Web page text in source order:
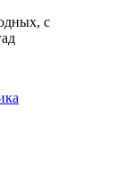
с